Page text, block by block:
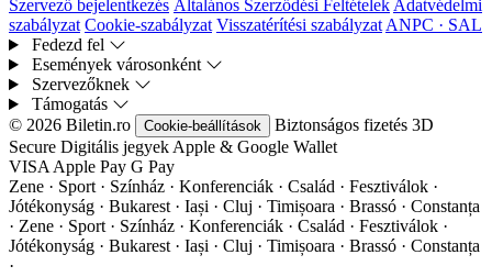
Szervező bejelentkezés Általános Szerződési Feltételek Adatvédelmi
szabályzat Cookie-szabályzat Visszatérítési szabályzat ANPC · SAL
Fedezd fel
Események városonként
Szervezőknek
Támogatás
© 2026 Biletin.ro
Cookie-beállítások Biztonságos fizetés 3D
Secure Digitális jegyek Apple & Google Wallet
VISA Apple Pay G Pay
Zene · Sport · Színház · Konferenciák · Család · Fesztiválok ·
Jótékonyság · Bukarest · Iași · Cluj · Timișoara · Brassó · Constanța
· Zene · Sport · Színház · Konferenciák · Család · Fesztiválok ·
Jótékonyság · Bukarest · Iași · Cluj · Timișoara · Brassó · Constanța
·